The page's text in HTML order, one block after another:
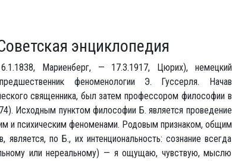
энциклопедия
Мариенберг, — 17.3.1917, Цюрих), немецкий
феноменологии Э. Гуссерля. Начав
священника, был затем профессором философии в
Исходным пунктом философии Б. является проведение
и психическим феноменами. Родовым признаком, общим
является, по Б., их интенциональность: сознание всегда
или нереальному) — я ощущаю, чувствую, мыслю